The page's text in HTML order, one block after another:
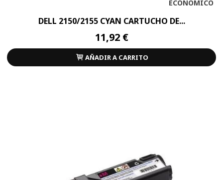
ECONOMICO
DELL 2150/2155 CYAN CARTUCHO DE...
11,92 €
AÑADIR A CARRITO